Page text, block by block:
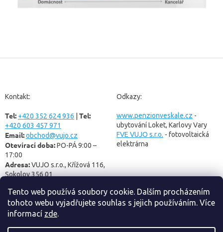
Tento web používá soubory cookie. Dalším procházením
tohoto webu vyjadřujete souhlas s jejich používáním. Více
informací zde.
Kontakt:
Tel: +420 352 624 936 Tel:
+420 603 457 971
Email:obchod@vujo.cz
Otevírací doba:PO-PÁ 9:00 –
17:00
Adresa:VUJO s.r.o., Křížová 116,
Sokolov 356 01
Odkazy:
www.penzionveskale.cz -
ubytování Loket, Karlovy Vary
FVE VUJO s.r.o. - fotovoltaická
elektrárna